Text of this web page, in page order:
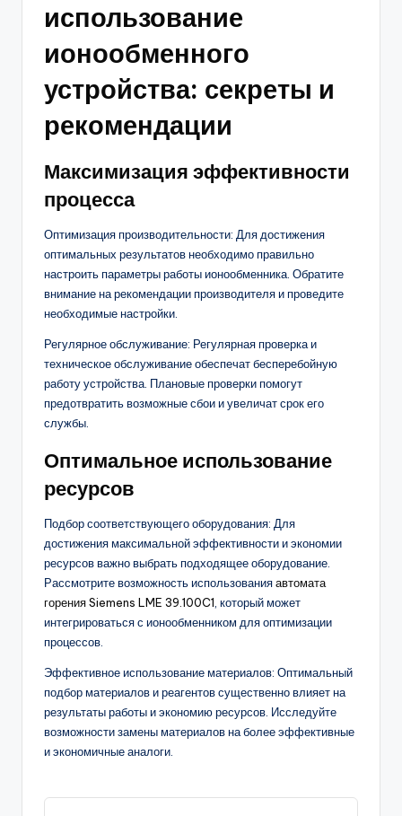
использование
ионообменного
устройства: секреты и
рекомендации
Максимизация эффективности
процесса
Оптимизация производительности: Для достижения
оптимальных результатов необходимо правильно
настроить параметры работы ионообменника. Обратите
внимание на рекомендации производителя и проведите
необходимые настройки.
Регулярное обслуживание: Регулярная проверка и
техническое обслуживание обеспечат бесперебойную
работу устройства. Плановые проверки помогут
предотвратить возможные сбои и увеличат срок его
службы.
Оптимальное использование
ресурсов
Подбор соответствующего оборудования: Для
достижения максимальной эффективности и экономии
ресурсов важно выбрать подходящее оборудование.
Рассмотрите возможность использованияавтомата
горения Siemens LME 39.100C1, который может
интегрироваться с ионообменником для оптимизации
процессов.
Эффективное использование материалов: Оптимальный
подбор материалов и реагентов существенно влияет на
результаты работы и экономию ресурсов. Исследуйте
возможности замены материалов на более эффективные
и экономичные аналоги.